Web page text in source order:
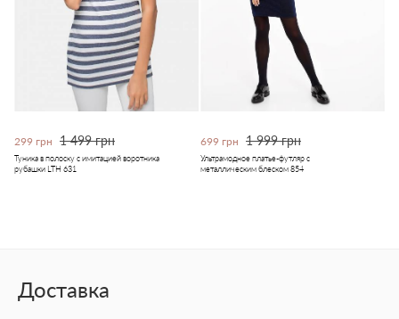
299 грн 1 499 грн
Туника в полоску с имитацией воротника
рубашки LTH 631
699 грн 1 999 грн
Ультрамодное платье-футляр с
металлическим блеском 854
Доставка